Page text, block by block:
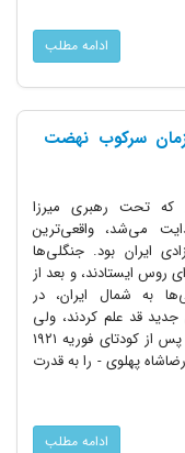
ادامه مطلب
سرکوب نهضت
تحت رهبری میرزا
می‌شد، واقعی‌ترین
ایران بود. جنگلی‌ها
روس ایستادند، و بعد از
به شمال ایران، در
قد علم کردند، ولی
انگلیسی‌ها نهایتاً انتقام هولناکی از آنها گرفتند. پس از کودتای فوریه ۱۹۲۱
- بعدها رضاخان و در سال ۱۹۲۵ رضاشاه پهلوی - را به قدرت
ادامه مطلب